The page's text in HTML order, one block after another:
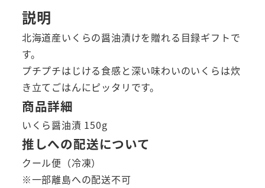
醤
油
漬
け
個
説明
北海道産いくらの醤油漬けを贈れる目録ギフトで
す。
プチプチはじける食感と深い味わいのいくらは炊
き立てごはんにピッタリです。
商品詳細
いくら醤油漬 150g
推しへの配送について
クール便（冷凍）
※一部離島への配送不可